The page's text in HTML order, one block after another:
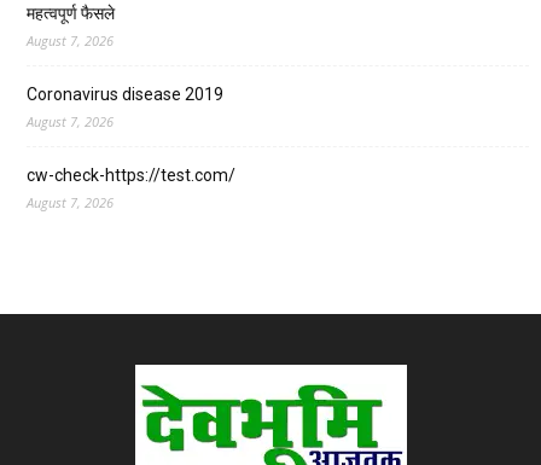
महत्वपूर्ण फैसले
August 7, 2026
Coronavirus disease 2019
August 7, 2026
cw-check-https://test.com/
August 7, 2026